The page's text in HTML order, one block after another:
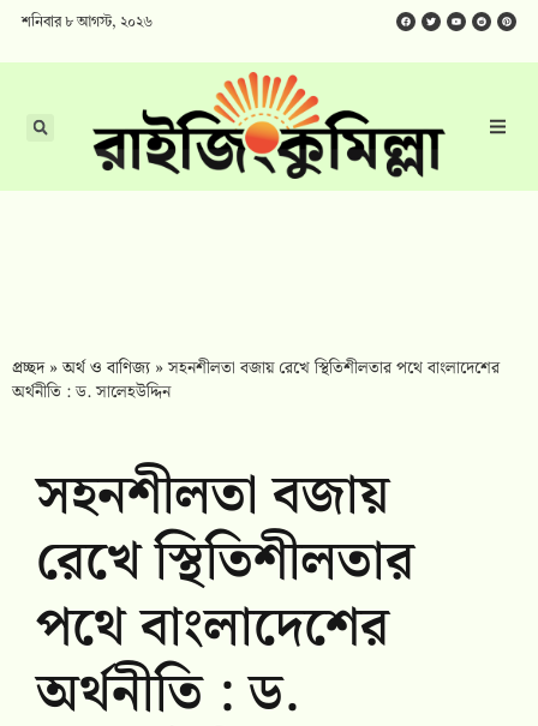
শনিবার ৮ আগস্ট, ২০২৬
প্রচ্ছদ»অর্থ ও বাণিজ্য»সহনশীলতা বজায় রেখে স্থিতিশীলতার পথে বাংলাদেশের
অর্থনীতি : ড. সালেহউদ্দিন
সহনশীলতা বজায়
রেখে স্থিতিশীলতার
পথে বাংলাদেশের
অর্থনীতি : ড.